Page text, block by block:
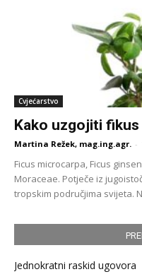
Cvjećarstvo
Kako uzgojiti
Martina Režek, mag.ing.agr. -
Ficus microcarpa, Ficus
Moraceae. Potječe iz
tropskim područjima svijeta.
Jednokratni raskid ugovora